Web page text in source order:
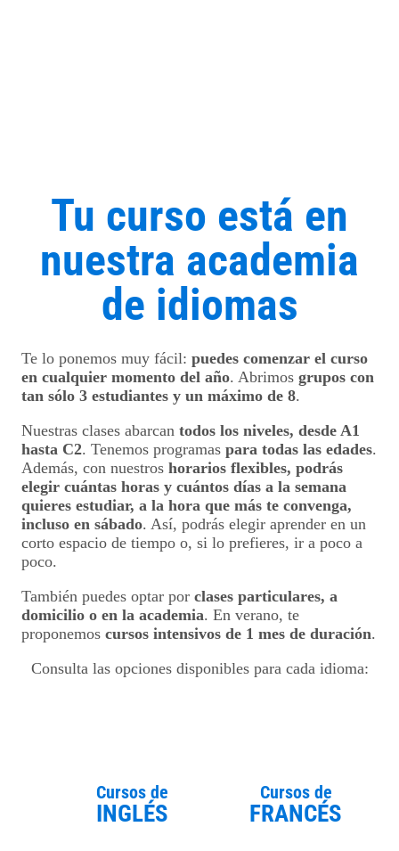
Tu curso está en
nuestra academia
de idiomas
Te lo ponemos muy fácil: puedes comenzar el curso
en cualquier momento del año. Abrimos grupos con
tan sólo 3 estudiantes y un máximo de 8.
Nuestras clases abarcan todos los niveles, desde A1
hasta C2. Tenemos programas para todas las edades.
Además, con nuestros horarios flexibles, podrás
elegir cuántas horas y cuántos días a la semana
quieres estudiar, a la hora que más te convenga,
incluso en sábado. Así, podrás elegir aprender en un
corto espacio de tiempo o, si lo prefieres, ir a poco a
poco.
También puedes optar por clases particulares, a
domicilio o en la academia. En verano, te
proponemos cursos intensivos de 1 mes de duración.
Consulta las opciones disponibles para cada idioma:
Cursos de
INGLÉS
Cursos de
FRANCÉS